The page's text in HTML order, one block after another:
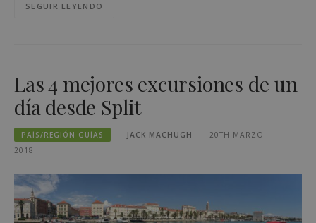
SEGUIR LEYENDO
Las 4 mejores excursiones de un
día desde Split
PAÍS/REGIÓN GUÍAS JACK MACHUGH
20TH MARZO
2018